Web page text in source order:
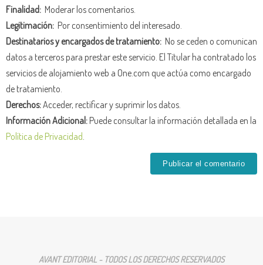
Finalidad: Moderar los comentarios.
Legitimación: Por consentimiento del interesado.
Destinatarios y encargados de tratamiento: No se ceden o comunican
datos a terceros para prestar este servicio. El Titular ha contratado los
servicios de alojamiento web a One.com que actúa como encargado
de tratamiento.
Derechos:Acceder, rectificar y suprimir los datos.
Información Adicional:Puede consultar la información detallada en la
Política de Privacidad
AVANT EDITORIAL - TODOS LOS DERECHOS RESERVADOS